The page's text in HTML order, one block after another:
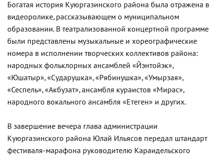
Богатая история Куюргазинского района была отражена в
видеоролике, рассказывающем о муниципальном
образовании. В театрализованной концертной программе
были представлены музыкальные и хореографические
номера в исполнении творческих коллективов района:
народных фольклорных ансамблей «Йэнтойэк»,
«Юшатыр», «Сударушка», «Рябинушка», «Умырзая»,
«Сеспель», «Акбузат», ансамбля кураистов «Мирас»,
народного вокального ансамбля «Етеген» и других.
В завершение вечера глава администрации
Куюргазинского района Юлай Ильясов передал штандарт
фестиваля-марафона руководителю Караидельского